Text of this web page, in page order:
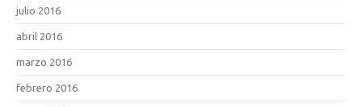
julio 2016
abril 2016
marzo 2016
febrero 2016